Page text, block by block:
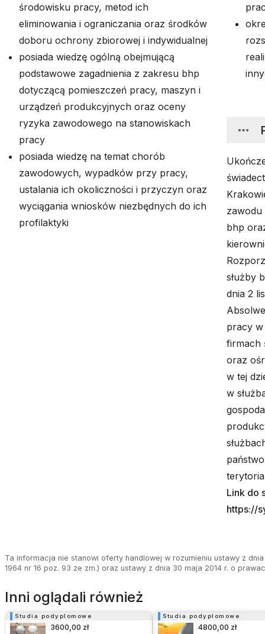
środowisku pracy, metod ich
eliminowania i ograniczania oraz środków
doboru ochrony zbiorowej i indywidualnej
posiada wiedzę ogólną obejmującą
podstawowe zagadnienia z zakresu bhp
dotyczącą pomieszczeń pracy, maszyn i
urządzeń produkcyjnych oraz oceny
ryzyka zawodowego na stanowiskach
pracy
posiada wiedzę na temat chorób
zawodowych, wypadków przy pracy,
ustalania ich okoliczności i przyczyn oraz
wyciągania wniosków niezbędnych do ich
profilaktyki
zawodu
bhp
służby
dnia 2
pracy w
firmach
oraz
w tej
w
Link do
https://
Ta informacja nie stanowi oferty handlowej w rozumieniu ustawy z
1964 nr 16 poz. 93 ze zm.) oraz ustawy z dnia 30 maja 2014 r. o
Inni oglądali również
Studia podyplomowe
3600,00 zł
Studia podyplomowe
4800,00 zł